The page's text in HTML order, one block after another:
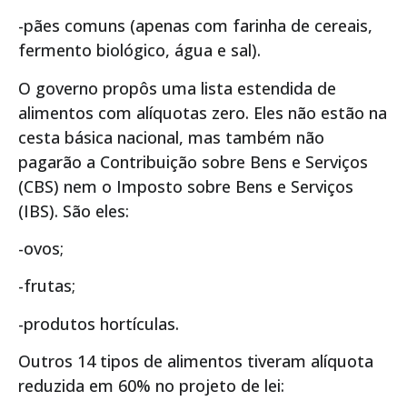
-pães comuns (apenas com farinha de cereais,
fermento biológico, água e sal).
O governo propôs uma lista estendida de
alimentos com alíquotas zero. Eles não estão na
cesta básica nacional, mas também não
pagarão a Contribuição sobre Bens e Serviços
(CBS) nem o Imposto sobre Bens e Serviços
(IBS). São eles:
-ovos;
-frutas;
-produtos hortículas.
Outros 14 tipos de alimentos tiveram alíquota
reduzida em 60% no projeto de lei: